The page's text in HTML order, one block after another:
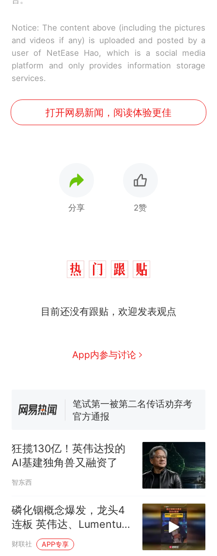
Notice: The content above (including the pictures
and videos if any) is uploaded and posted by a
user of NetEase Hao, which is a social media
platform and only provides information storage
services.
打开网易新闻，阅读体验更佳
分享 2赞
目前还没有跟贴，欢迎发表观点
App内参与讨论
因老师一句“跟我回家”改写了
协会回应
美国渔民钓获鲨鱼徒手将其拽
佛山一中学招聘物理教师，笔
试前13名均遭淘汰？教育局：
核查
力已达15级 最新研判
热 那个在床头放菜刀的女孩，
因老师一句“跟我回家”改写了
狂揽130亿！英伟达投的
AI基建独角兽又融资了
智东西
磷化铟概念爆发，龙头4
连板 英伟达、Lumentum
预警供需缺口
财联社 APP专享